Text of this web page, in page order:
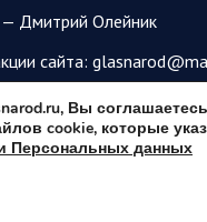
перекрыто
изменена работы
с кналов
Курская область
приграничье на утро
войск «Север»
— Дмитрий Олейник
сайта:
Вы
cookie, которые
Персональных данных